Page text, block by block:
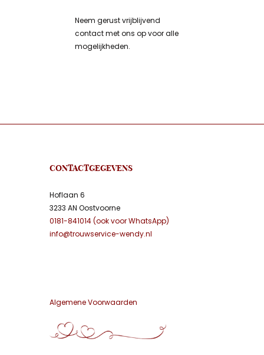
Neem gerust vrijblijvend
contact met ons op voor alle
mogelijkheden.
CONTACTGEGEVENS
Hoflaan 6
3233 AN Oostvoorne
0181-841014 (ook voor WhatsApp)
info@trouwservice-wendy.nl
Algemene Voorwaarden